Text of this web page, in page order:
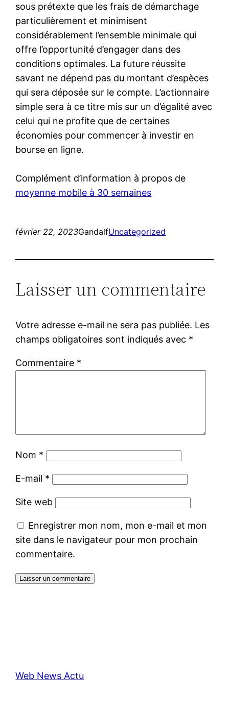
sous prétexte que les frais de démarchage
particulièrement et minimisent
considérablement l’ensemble minimale qui
offre l’opportunité d’engager dans des
conditions optimales. La future réussite
savant ne dépend pas du montant d’espèces
qui sera déposée sur le compte. L’actionnaire
simple sera à ce titre mis sur un d’égalité avec
celui qui ne profite que de certaines
économies pour commencer à investir en
bourse en ligne.
Complément d’information à propos de
moyenne mobile à 30 semaines
février 22, 2023GandalfUncategorized
Laisser un commentaire
Votre adresse e-mail ne sera pas publiée. Les
champs obligatoires sont indiqués avec *
Commentaire *
Nom *
E-mail *
Site web
Enregistrer mon nom, mon e-mail et mon
site dans le navigateur pour mon prochain
commentaire.
Web News Actu